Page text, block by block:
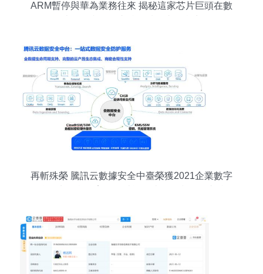
ARM暫停與華為業務往來 揭秘這家芯片巨頭在數
再斬殊榮 騰訊云數據安全中臺榮獲2021企業數字